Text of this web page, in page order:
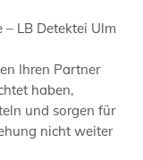
LB Detektei Ulm
Ihren Partner
haben,
und sorgen für
nicht weiter